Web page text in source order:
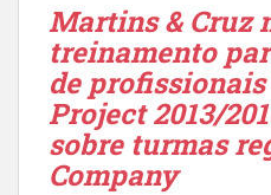
Martins & Cruz
treinamento
de
Project 2013/
sobre turmas
Company